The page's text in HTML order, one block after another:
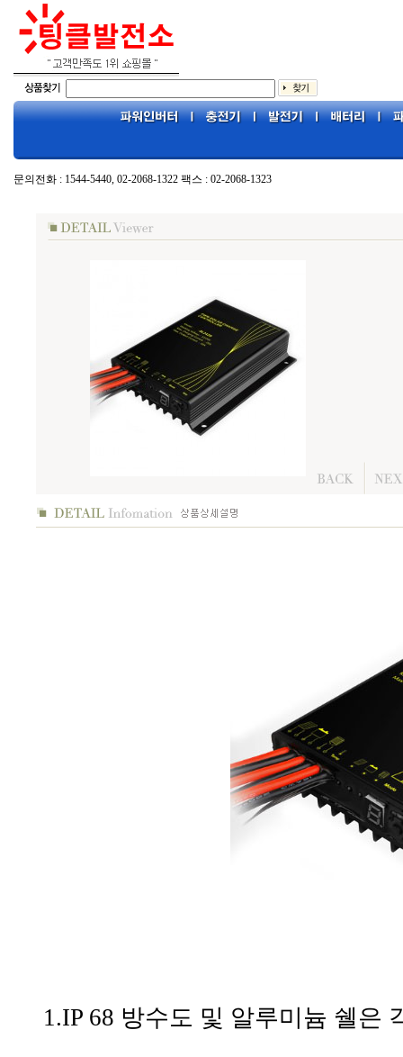
문의전화 : 1544-5440, 02-2068-1322 팩스 : 02-2068-1323
1.IP 68 방수도 및 알루미늄 쉘은